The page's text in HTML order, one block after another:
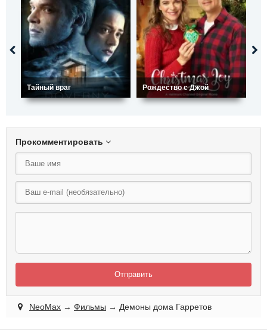
Тайный враг Рождество с Джой
Прокомментировать
Отправить
NeoMax → Фильмы → Демоны дома Гарретов